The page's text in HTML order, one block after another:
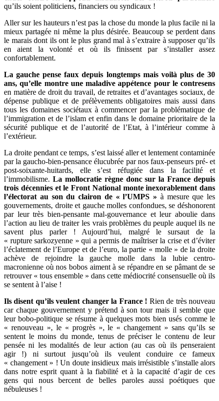
qu’ils soient politiciens, financiers ou syndicaux !
Aller sur les hauteurs n’est pas la chose du monde la plus facile ni la
mieux partagée ni même la plus désirée. Beaucoup se perdent dans
le marais dont ils ont le plus grand mal à s’extraire à supposer qu’ils
en aient la volonté et où ils finissent par s’installer assez
confortablement.
La gauche pense faux depuis longtemps mais voilà plus de 30
ans, qu’elle montre une maladive appétence pour le contresens
en matière de droit du travail, de retraites et d’avantages sociaux, de
dépense publique et de prélèvements obligatoires mais aussi dans
tous les domaines sociétaux à commencer par la problématique de
l’immigration et de l’islam et enfin dans le domaine prioritaire de la
sécurité publique et de l’autorité de l’Etat, à l’intérieur comme à
l’extérieur.
La droite pendant ce temps, s’est laissé aller et lentement contaminée
par la gaucho-bien-pensance élucubrée par nos faux-penseurs pré- et
post-soixante-huitards, elle s’est réfugiée dans la facilité et
l’immobilisme. La mollocratie règne donc sur la France depuis
trois décennies et le Front National monte inexorablement dans
l’électorat au son du clairon de « l’UMPS » à mesure que les
gouvernements, droite et gauche molles confondues, se déshonorent
par leur très bien-pensante mal-gouvernance et leur aboulie dans
l’action au lieu de traiter les vrais problèmes du peuple auquel ils ne
savent plus parler ! Aujourd’hui, malgré le sursaut de la
« rupture sarkozyenne » qui a permis de maîtriser la crise et d’éviter
l’éclatement de l’Europe et de l’euro, la partie « molle » de la droite
achève de rejoindre la gauche molle dans la lubie centro-
macronienne où nos bobos aiment à se répandre en se pâmant de se
retrouver « tous ensemble » dans cette médiocrité consensuelle où ils
se sentent à l’aise !
Ils disent qu’ils veulent changer la France ! Rien de très nouveau
car chaque gouvernement y prétend à son tour mais il semble que
leur bobo-politique se résume à quelques mots bien usés comme le
« renouveau », le « progrès », le « changement » sans qu’ils se
sentent le moins du monde, tenus de préciser le contenu de leur
pensée ni les modalités de leur action (au cas où ils penseraient
agir !) ni surtout jusqu’où ils veulent conduire ce fameux
« changement » ! Un doute insidieux mais irrésistible s’installe alors
dans notre esprit quant à la fiabilité et à la capacité d’agir de ces
gens qui nous bercent de belles paroles aussi poétiques que
nébuleuses !